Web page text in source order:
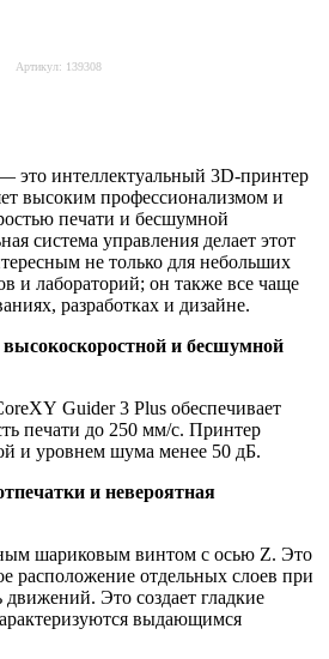
Артикул: 139308
это интеллектуальный 3D-принтер
высоким профессионализмом и
печати и бесшумной
система управления делает этот
не только для небольших
и лабораторий; он также все чаще
разработках и дизайне.
и бесшумной
Guider 3 Plus обеспечивает
печати до 250 мм/с. Принтер
и уровнем шума менее 50 дБ.
и невероятная
шариковым винтом с осью Z. Это
расположение отдельных слоев при
Это создает гладкие
выдающимся